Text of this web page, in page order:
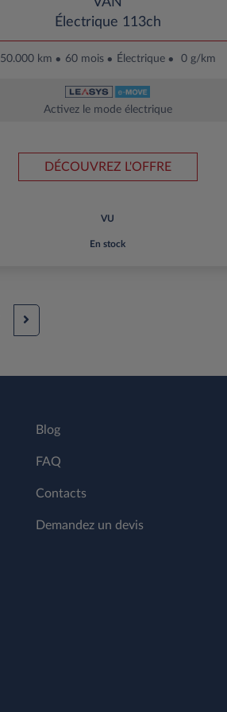
Électrique 113ch
50.000 km 60 mois Électrique 0 g/km
Activez le mode électrique
DÉCOUVREZ L'OFFRE
VU
En stock
Blog
FAQ
Contacts
Demandez un devis